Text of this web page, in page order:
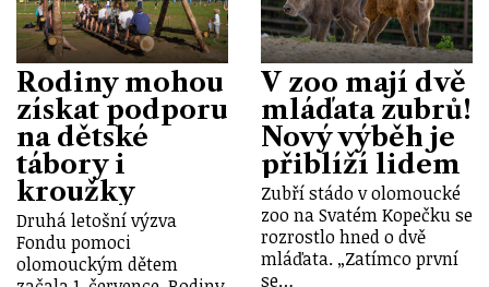
Rodiny mohou
získat podporu
na dětské
tábory i
kroužky
Druhá letošní výzva
Fondu pomoci
olomouckým dětem
V zoo mají dvě
mláďata zubrů!
Nový výběh je
přiblíží lidem
Zubří stádo v olomoucké
zoo na Svatém Kopečku se
rozrostlo hned o dvě
mláďata. „Zatímco první
se…